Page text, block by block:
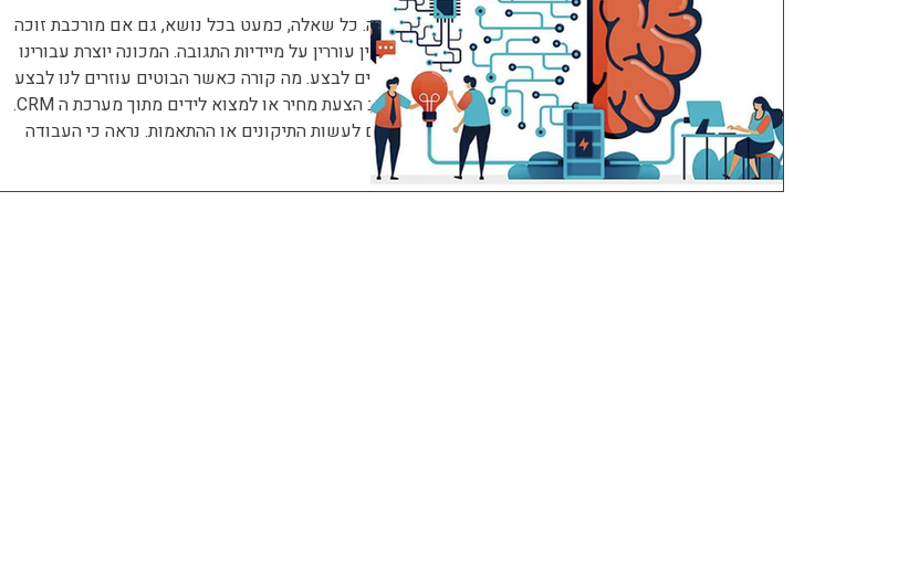
כל מי שהתנסה בבוטים של הבינה נדהם ממהירות התגובה. כל שאלה, כמעט בכל נושא, גם אם מורכבת זוכה
למענה מיידי. על איכות התשובות אפשר להתווכח, אבל אין עוררין על מיידיות התגובה. המכונה יוצרת עבורינו
את המענה ההתחלתי, הטיוטא הראשונה של מה שאנו רוצים לבצע. מה קורה כאשר הבוטים עוזרים לנו לבצע
את המשימות במקום העבודה? לנסח בריף שיווקי, לכתוב הצעת מחיר או למצוא לידים מתוך מערכת ה CRM.
המכונה מפיקה בזמן קצר את התשובה והעובדים נדרשים לעשות התיקונים או ההתאמות. נראה כי העבודה
תתבצע מהר יותר